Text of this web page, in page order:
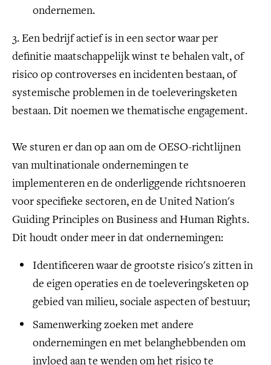
ondernemen.
3. Een bedrijf actief is in een sector waar per
definitie maatschappelijk winst te behalen valt, of
risico op controverses en incidenten bestaan, of
systemische problemen in de toeleveringsketen
bestaan. Dit noemen we thematische engagement.
We sturen er dan op aan om de OESO-richtlijnen
van multinationale ondernemingen te
implementeren en de onderliggende richtsnoeren
voor specifieke sectoren, en de United Nation's
Guiding Principles on Business and Human Rights.
Dit houdt onder meer in dat ondernemingen:
Identificeren waar de grootste risico's zitten in
de eigen operaties en de toeleveringsketen op
gebied van milieu, sociale aspecten of bestuur;
Samenwerking zoeken met andere
ondernemingen en met belanghebbenden om
invloed aan te wenden om het risico te